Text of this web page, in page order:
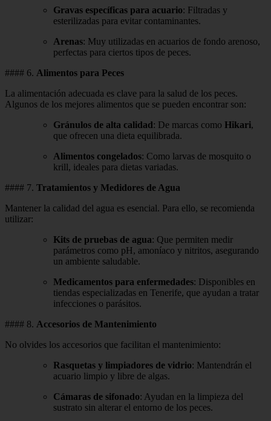
Gravas específicas para acuario: Filtradas y
esterilizadas para evitar contaminantes.
Arenas: Muy utilizadas en acuarios de fondo arenoso,
perfectas para ciertos tipos de peces.
#### 6. Alimentos para Peces
La alimentación adecuada es clave para la salud de los peces.
Algunos de los mejores alimentos que se pueden encontrar son:
Gránulos de alta calidad: De marcas como Hikari,
que ofrecen una dieta equilibrada.
Alimentos congelados: Como larvas de mosquito o
krill, ideales para dietas variadas.
#### 7. Tratamientos y Medidores de Agua
Mantener la calidad del agua es esencial. Para ello, se recomienda
utilizar:
Kits de pruebas de agua: Que permiten medir
parámetros como pH, amoníaco y nitritos, asegurando
un ambiente saludable.
Medicamentos para enfermedades: Disponibles en
tiendas especializadas en Tenerife, que ayudan a tratar
infecciones o parásitos.
#### 8. Accesorios de Mantenimiento
No olvides los accesorios que facilitan el mantenimiento:
Rasquetas y limpiadores de vidrio: Mantendrán el
acuario limpio y libre de algas.
Cámaras de sifonado: Ayudan en la limpieza del
sustrato sin alterar el entorno de los peces.